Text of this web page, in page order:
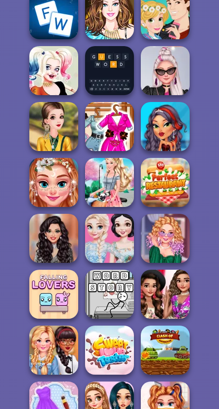
Ulzzang
Princesses
Cupid Doll
Funny Tattoo
Shop
Free Words
Dancing
Rapunzel And
Belle Love Crush
Harley Quinn
Romantic Vs
Tough
Guess Word
Insta Divas Party
Night
Create My
Autumn Blazer
Look
Barbie Model For
Vogue
Miss World
Contestants
Princesses
Enchanted
Forest Ba...
Biking With
Barbie
My Perfect
Restaurant
Influencers' New
Year's Eve Pa...
Snow White Vs
Elsa Brunette
Vs...
From BFFs To
Rivals
Falling Lovers Word Story
Moana Summer
Fashion Show